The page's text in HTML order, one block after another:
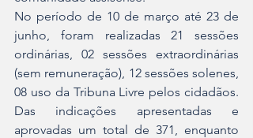
No período de 10 de março até 23 de
junho, foram realizadas 21 sessões
ordinárias, 02 sessões extraordinárias
(sem remuneração), 12 sessões solenes,
08 uso da Tribuna Livre pelos cidadãos.
Das indicações apresentadas e
aprovadas um total de 371, enquanto